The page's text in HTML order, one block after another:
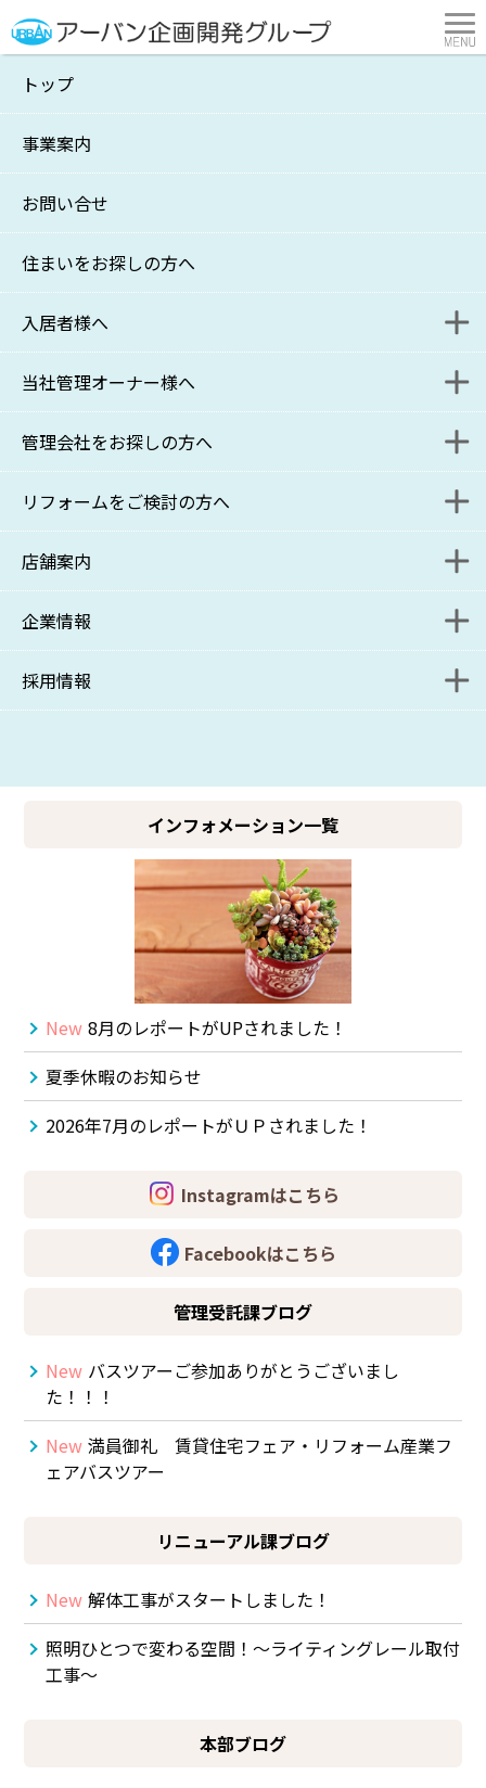
トップ
事業案内
お問い合せ
住まいをお探しの方へ
入居者様へ
入居者様連絡フォーム
更新・退去に関するお問い合わせフォーム
入居者様解約受付フォーム
保管場所使用承諾書 発行申請フォーム
入居者様解約受付フォーム
当社管理オーナー様へ
家主様WEB
管理会社をお探しの方へ
管理をご検討の方へ
管理をご検討の方お問い合わせフォーム
資料請求フォーム
管理受託課ブログ
リフォームをご検討の方へ
リニューアル課施工事例
リニューアル課ブログ
店舗案内
本部
コンサルティング事業部
リニューアル課
新百合ヶ丘店
横浜営業所
港北ニュータウン店
企業情報
ポリシー
採用情報
社長の独り言241号掲載しました。
言241号掲載しました。
2017年08月25日
最新の 社長の独り言はこちらです！
代表挨拶
ポリシー
採用情報
募集要項
インフォメーション一覧
New 8月のレポートがUPされました！
夏季休暇のお知らせ
2026年7月のレポートがＵＰされました！
Instagramはこちら
Facebookはこちら
管理受託課ブログ
New バスツアーご参加ありがとうございまし
た！！！
New 満員御礼 賃貸住宅フェア・リフォーム産業フ
ェアバスツアー
リニューアル課ブログ
New 解体工事がスタートしました！
照明ひとつで変わる空間！～ライティングレール取付
工事～
本部ブログ